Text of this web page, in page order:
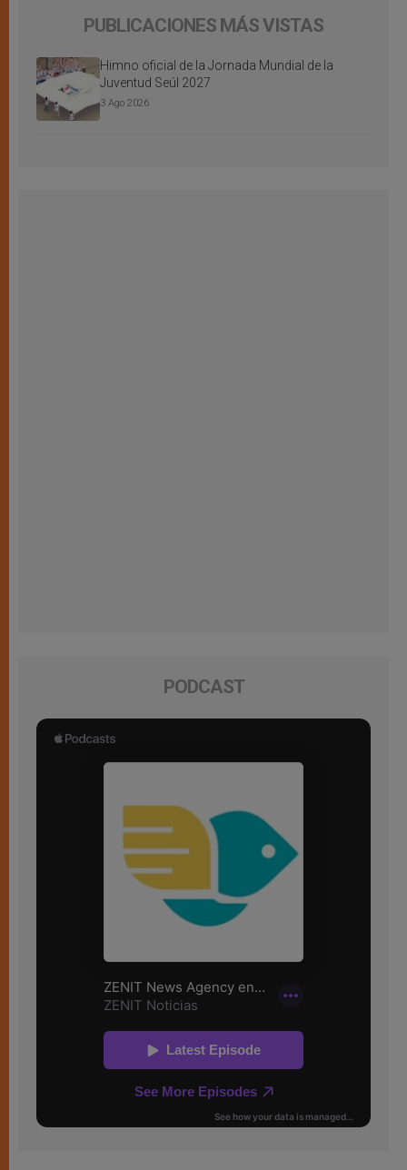
PUBLICACIONES MÁS VISTAS
Himno oficial de la Jornada Mundial de la
Juventud Seúl 2027
3 Ago 2026
PODCAST